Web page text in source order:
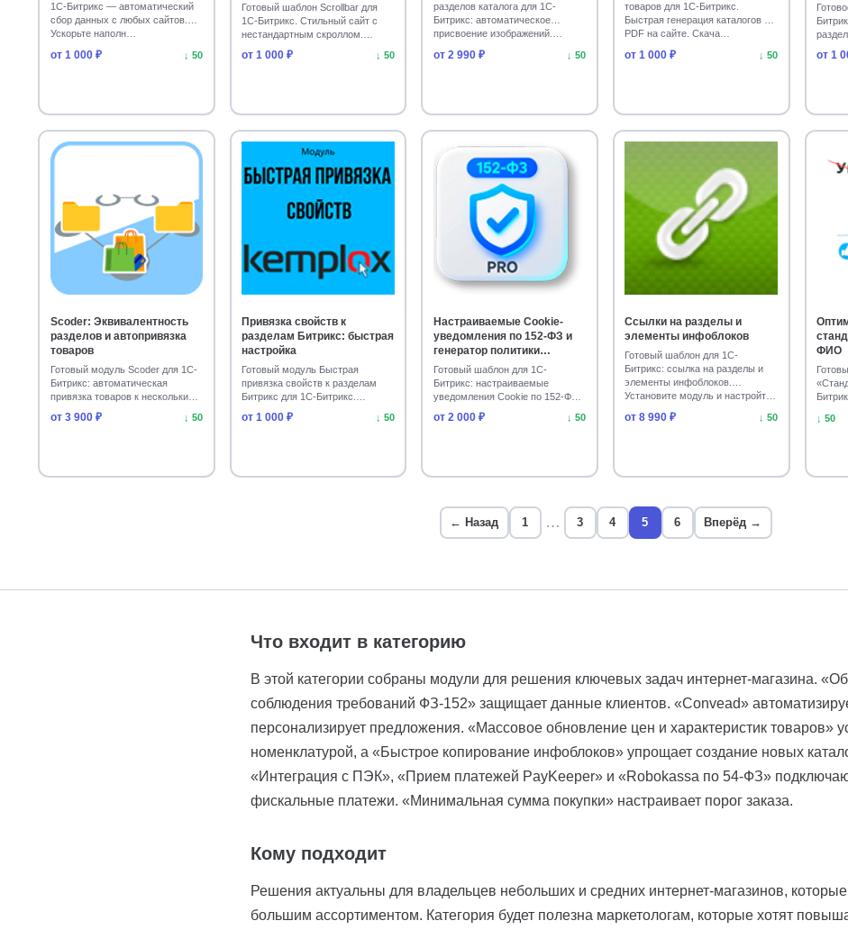
1С-Битрикс — автоматический
сбор данных с любых сайтов.
Ускорьте наполн…
от 1 000 ₽ ↓ 50
Готовый шаблон Scrollbar для
1С-Битрикс. Стильный сайт с
нестандартным скроллом.
Адаптивно для Старт…
от 1 000 ₽ ↓ 50
разделов каталога для 1С-
Битрикс: автоматическое
присвоение изображений.…
от 2 990 ₽ ↓ 50
товаров для 1С-Битрикс.
Быстрая генерация каталогов в
PDF на сайте. Скача…
от 1 000 ₽ ↓ 50 от 1
Scoder: Эквивалентность
разделов и автопривязка
товаров
Готовый модуль Scoder для 1С-
Битрикс: автоматическая
привязка товаров к нескольким
разделам. Увеличь…
от 3 900 ₽ ↓ 50
Привязка свойств к
разделам Битрикс: быстрая
настройка
Готовый модуль Быстрая
привязка свойств к разделам
Битрикс для 1С-Битрикс.
Ускорьте настройку катало…
от 1 000 ₽ ↓ 50
Настраиваемые Cookie-
уведомления по 152-ФЗ и
генератор политики
конфиденциальности
Готовый шаблон для 1С-
Битрикс: настраиваемые
уведомления Cookie по 152-ФЗ и
генератор политики конфи…
от 2 000 ₽ ↓ 50
Ссылки на разделы и
элементы инфоблоков
Готовый шаблон для 1С-
Битрикс: ссылка на разделы и
элементы инфоблоков.
Установите модуль и настройт…
от 8 990 ₽ ↓ 50
ФИО
↓ 50
← Назад 1 … 3 4 5 6 Вперёд →
Что входит в категорию
В этой категории собраны модули для решения ключевых задач интернет-магазина.
соблюдения требований ФЗ-152» защищает данные клиентов. «Convead»
персонализирует предложения. «Массовое обновление цен и характеристик товаров»
номенклатурой, а «Быстрое копирование инфоблоков» упрощает создание новых
«Интеграция с ПЭК», «Прием платежей PayKeeper» и «Robokassa по 54-ФЗ»
фискальные платежи. «Минимальная сумма покупки» настраивает порог заказа.
Кому подходит
Решения актуальны для владельцев небольших и средних интернет-магазинов,
большим ассортиментом. Категория будет полезна маркетологам, которые хотят